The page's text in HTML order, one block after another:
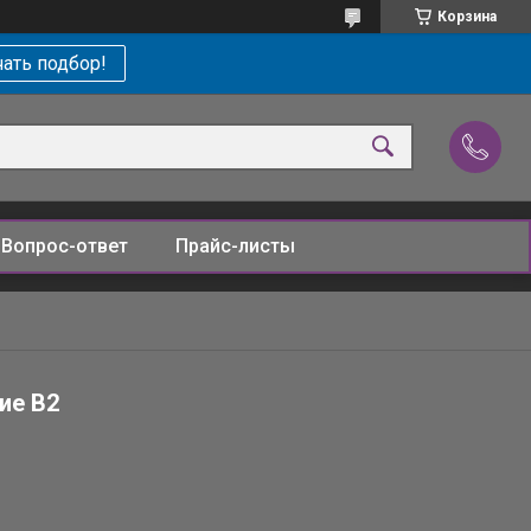
Корзина
подбор!
Вопрос-ответ Прайс-листы
В2